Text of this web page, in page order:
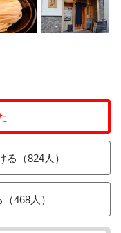
る（824人）
468人）